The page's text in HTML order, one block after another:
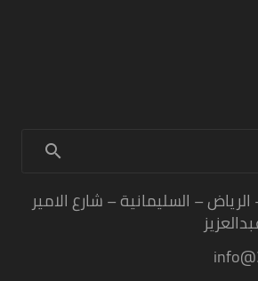
– السليمانية – شارع الامير